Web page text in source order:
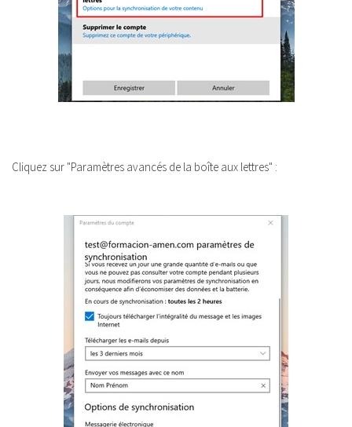
Cliquez sur "Paramètres avancés de la boîte aux lettres" :